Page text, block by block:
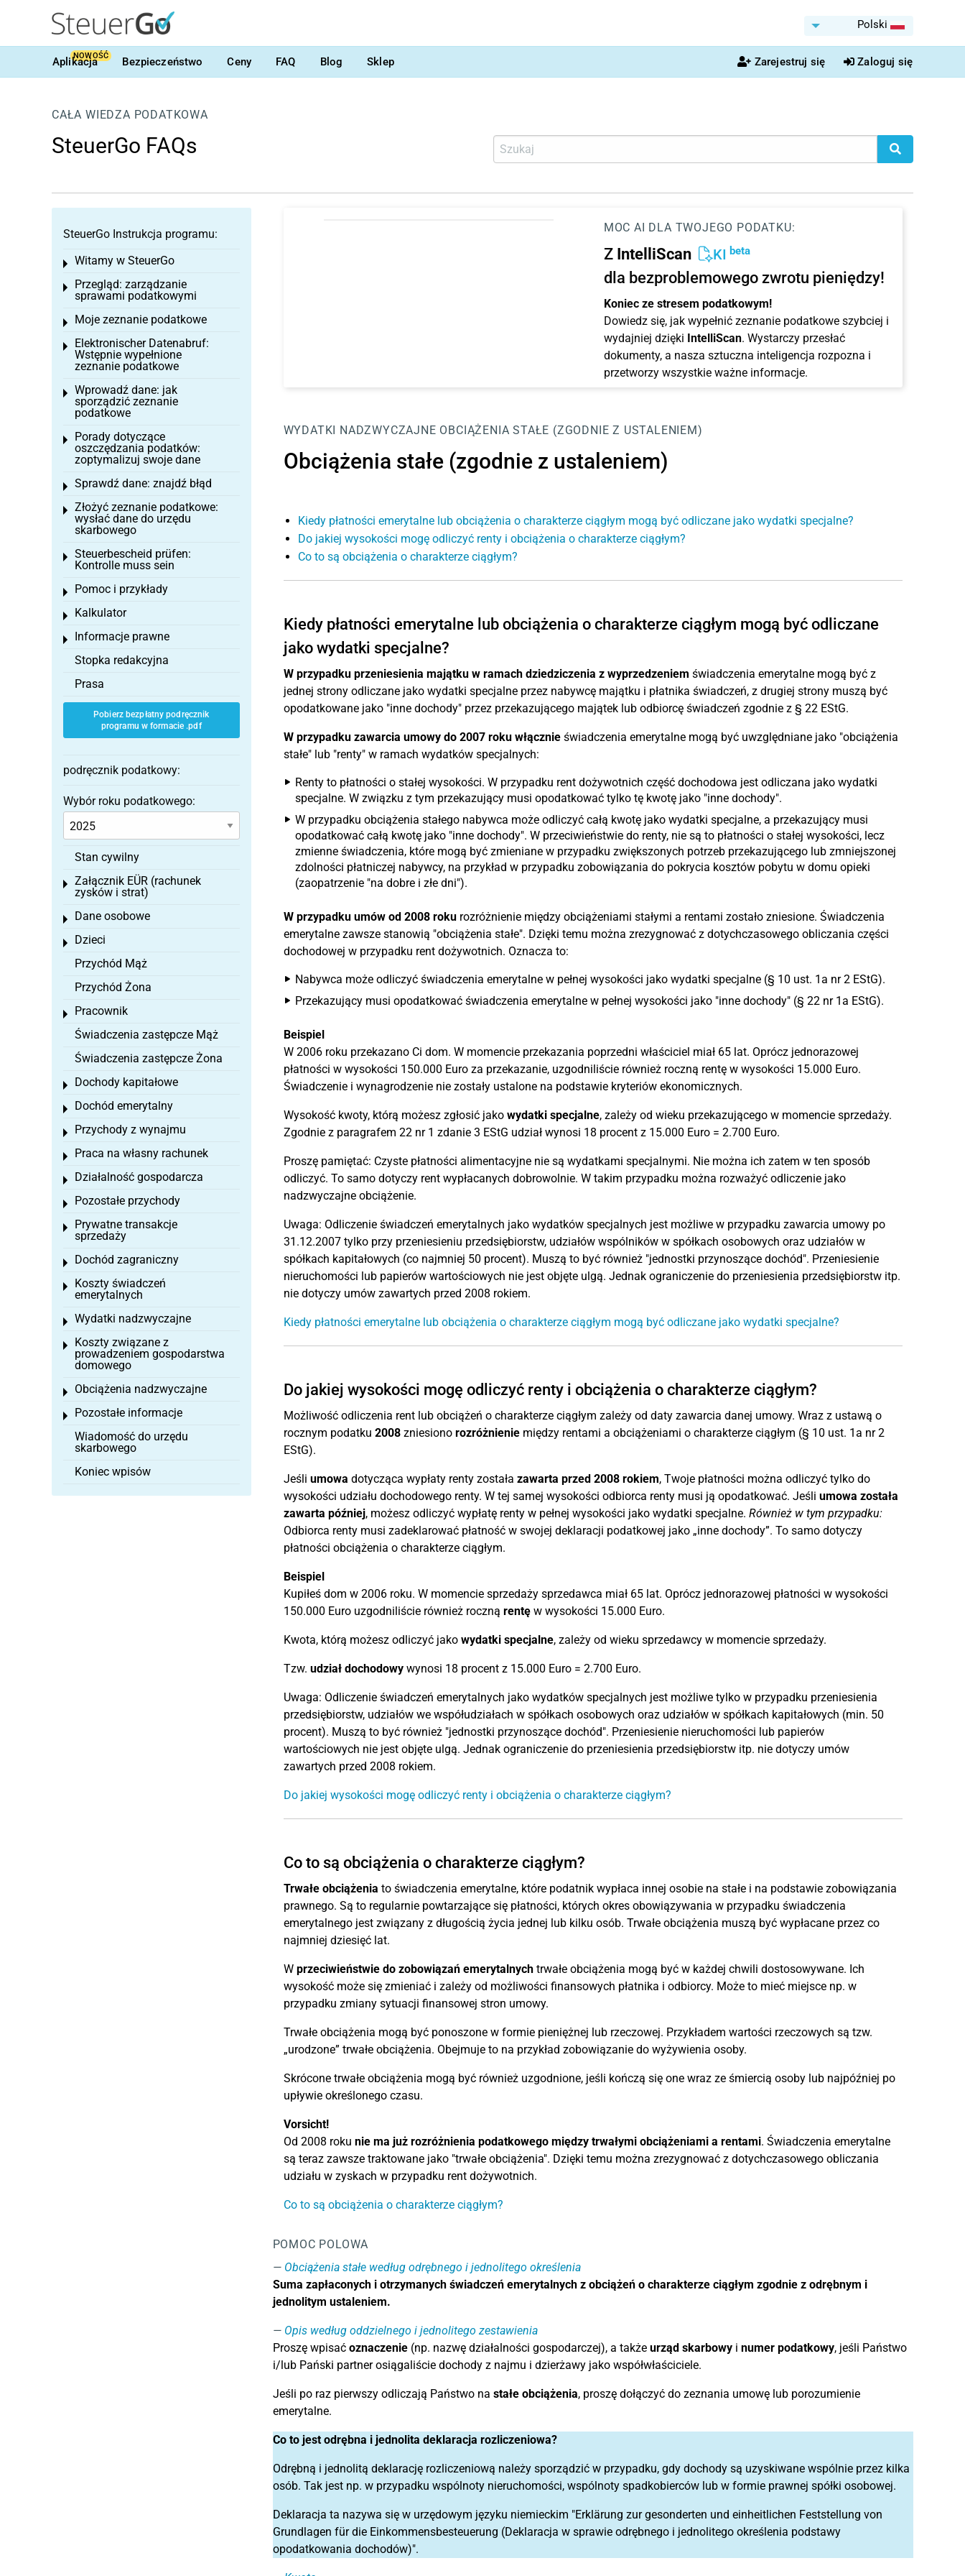
Polski
Aplikacja
NOWOŚĆ Bezpieczeństwo Ceny FAQ Blog Sklep Zarejestruj się Zaloguj się
CAŁA WIEDZA PODATKOWA
SteuerGo FAQs
MOC AI DLA TWOJEGO PODATKU:
Z IntelliScan KI beta
dla bezproblemowego zwrotu pieniędzy!
Koniec ze stresem podatkowym!
Dowiedz się, jak wypełnić zeznanie podatkowe szybciej i
wydajniej dzięki IntelliScan. Wystarczy przesłać
dokumenty, a nasza sztuczna inteligencja rozpozna i
przetworzy wszystkie ważne informacje.
WYDATKI NADZWYCZAJNE OBCIĄŻENIA STAŁE (ZGODNIE Z USTALENIEM)
Obciążenia stałe (zgodnie z ustaleniem)
Kiedy płatności emerytalne lub obciążenia o charakterze ciągłym mogą być odliczane jako wydatki specjalne?
Do jakiej wysokości mogę odliczyć renty i obciążenia o charakterze ciągłym?
Co to są obciążenia o charakterze ciągłym?
Kiedy płatności emerytalne lub obciążenia o charakterze ciągłym mogą być odliczane
jako wydatki specjalne?
W przypadku przeniesienia majątku w ramach dziedziczenia z wyprzedzeniem świadczenia emerytalne mogą być z
jednej strony odliczane jako wydatki specjalne przez nabywcę majątku i płatnika świadczeń, z drugiej strony muszą być
opodatkowane jako "inne dochody" przez przekazującego majątek lub odbiorcę świadczeń zgodnie z § 22 EStG.
W przypadku zawarcia umowy do 2007 roku włącznieświadczenia emerytalne mogą być uwzględniane jako "obciążenia
stałe" lub "renty" w ramach wydatków specjalnych:
Renty to płatności o stałej wysokości. W przypadku rent dożywotnich część dochodowa jest odliczana jako wydatki
specjalne. W związku z tym przekazujący musi opodatkować tylko tę kwotę jako "inne dochody".
W przypadku obciążenia stałego nabywca może odliczyć całą kwotę jako wydatki specjalne, a przekazujący musi
opodatkować całą kwotę jako "inne dochody". W przeciwieństwie do renty, nie są to płatności o stałej wysokości, lecz
zmienne świadczenia, które mogą być zmieniane w przypadku zwiększonych potrzeb przekazującego lub zmniejszonej
zdolności płatniczej nabywcy, na przykład w przypadku zobowiązania do pokrycia kosztów pobytu w domu opieki
(zaopatrzenie "na dobre i złe dni").
W przypadku umów od 2008 rokurozróżnienie między obciążeniami stałymi a rentami zostało zniesione. Świadczenia
emerytalne zawsze stanowią "obciążenia stałe". Dzięki temu można zrezygnować z dotychczasowego obliczania części
dochodowej w przypadku rent dożywotnich. Oznacza to:
Nabywca może odliczyć świadczenia emerytalne w pełnej wysokości jako wydatki specjalne (§ 10 ust. 1a nr 2 EStG).
Przekazujący musi opodatkować świadczenia emerytalne w pełnej wysokości jako "inne dochody" (§ 22 nr 1a EStG).
Beispiel
W 2006 roku przekazano Ci dom. W momencie przekazania poprzedni właściciel miał 65 lat. Oprócz jednorazowej
płatności w wysokości 150.000 Euro za przekazanie, uzgodniliście również roczną rentę w wysokości 15.000 Euro.
Świadczenie i wynagrodzenie nie zostały ustalone na podstawie kryteriów ekonomicznych.
Wysokość kwoty, którą możesz zgłosić jako wydatki specjalne, zależy od wieku przekazującego w momencie sprzedaży.
Zgodnie z paragrafem 22 nr 1 zdanie 3 EStG udział wynosi 18 procent z 15.000 Euro = 2.700 Euro.
Proszę pamiętać: Czyste płatności alimentacyjne nie są wydatkami specjalnymi. Nie można ich zatem w ten sposób
odliczyć. To samo dotyczy rent wypłacanych dobrowolnie. W takim przypadku można rozważyć odliczenie jako
nadzwyczajne obciążenie.
Uwaga: Odliczenie świadczeń emerytalnych jako wydatków specjalnych jest możliwe w przypadku zawarcia umowy po
31.12.2007 tylko przy przeniesieniu przedsiębiorstw, udziałów wspólników w spółkach osobowych oraz udziałów w
spółkach kapitałowych (co najmniej 50 procent). Muszą to być również "jednostki przynoszące dochód". Przeniesienie
nieruchomości lub papierów wartościowych nie jest objęte ulgą. Jednak ograniczenie do przeniesienia przedsiębiorstw itp.
nie dotyczy umów zawartych przed 2008 rokiem.
Kiedy płatności emerytalne lub obciążenia o charakterze ciągłym mogą być odliczane jako wydatki specjalne?
Do jakiej wysokości mogę odliczyć renty i obciążenia o charakterze ciągłym?
Możliwość odliczenia rent lub obciążeń o charakterze ciągłym zależy od daty zawarcia danej umowy. Wraz z ustawą o
rocznym podatku 2008zniesiono rozróżnieniemiędzy rentami a obciążeniami o charakterze ciągłym (§ 10 ust. 1a nr 2
EStG).
Jeśli umowa dotycząca wypłaty renty została zawarta przed 2008 rokiem, Twoje płatności można odliczyć tylko do
wysokości udziału dochodowego renty. W tej samej wysokości odbiorca renty musi ją opodatkować. Jeśli umowa została
zawarta później, możesz odliczyć wypłatę renty w pełnej wysokości jako wydatki specjalne. Również w tym przypadku:
Odbiorca renty musi zadeklarować płatność w swojej deklaracji podatkowej jako „inne dochody”. To samo dotyczy
płatności obciążenia o charakterze ciągłym.
Beispiel
Kupiłeś dom w 2006 roku. W momencie sprzedaży sprzedawca miał 65 lat. Oprócz jednorazowej płatności w wysokości
150.000 Euro uzgodniliście również roczną rentęw wysokości 15.000 Euro.
Kwota, którą możesz odliczyć jako wydatki specjalne, zależy od wieku sprzedawcy w momencie sprzedaży.
Tzw. udział dochodowywynosi 18 procent z 15.000 Euro = 2.700 Euro.
Uwaga: Odliczenie świadczeń emerytalnych jako wydatków specjalnych jest możliwe tylko w przypadku przeniesienia
przedsiębiorstw, udziałów we współudziałach w spółkach osobowych oraz udziałów w spółkach kapitałowych (min. 50
procent). Muszą to być również "jednostki przynoszące dochód". Przeniesienie nieruchomości lub papierów
wartościowych nie jest objęte ulgą. Jednak ograniczenie do przeniesienia przedsiębiorstw itp. nie dotyczy umów
zawartych przed 2008 rokiem.
Do jakiej wysokości mogę odliczyć renty i obciążenia o charakterze ciągłym?
Co to są obciążenia o charakterze ciągłym?
Trwałe obciążenia to świadczenia emerytalne, które podatnik wypłaca innej osobie na stałe i na podstawie zobowiązania
prawnego. Są to regularnie powtarzające się płatności, których okres obowiązywania w przypadku świadczenia
emerytalnego jest związany z długością życia jednej lub kilku osób. Trwałe obciążenia muszą być wypłacane przez co
najmniej dziesięć lat.
W przeciwieństwie do zobowiązań emerytalnychtrwałe obciążenia mogą być w każdej chwili dostosowywane. Ich
wysokość może się zmieniać i zależy od możliwości finansowych płatnika i odbiorcy. Może to mieć miejsce np. w
przypadku zmiany sytuacji finansowej stron umowy.
Trwałe obciążenia mogą być ponoszone w formie pieniężnej lub rzeczowej. Przykładem wartości rzeczowych są tzw.
„urodzone” trwałe obciążenia. Obejmuje to na przykład zobowiązanie do wyżywienia osoby.
Skrócone trwałe obciążenia mogą być również uzgodnione, jeśli kończą się one wraz ze śmiercią osoby lub najpóźniej po
upływie określonego czasu.
Vorsicht!
Od 2008 roku nie ma już rozróżnienia podatkowego między trwałymi obciążeniami a rentami. Świadczenia emerytalne
są teraz zawsze traktowane jako "trwałe obciążenia". Dzięki temu można zrezygnować z dotychczasowego obliczania
udziału w zyskach w przypadku rent dożywotnich.
Co to są obciążenia o charakterze ciągłym?
POMOC POLOWA
Obciążenia stałe według odrębnego i jednolitego określenia
Suma zapłaconych i otrzymanych świadczeń emerytalnych z obciążeń o charakterze ciągłym zgodnie z odrębnym i
jednolitym ustaleniem.
Opis według oddzielnego i jednolitego zestawienia
Proszę wpisać oznaczenie(np. nazwę działalności gospodarczej), a także urząd skarbowyi numer podatkowy, jeśli Państwo
i/lub Pański partner osiągaliście dochody z najmu i dzierżawy jako współwłaściciele.
Jeśli po raz pierwszy odliczają Państwo na stałe obciążenia, proszę dołączyć do zeznania umowę lub porozumienie
emerytalne.
Co to jest odrębna i jednolita deklaracja rozliczeniowa?
Odrębną i jednolitą deklarację rozliczeniową należy sporządzić w przypadku, gdy dochody są uzyskiwane wspólnie przez kilka
osób. Tak jest np. w przypadku wspólnoty nieruchomości, wspólnoty spadkobierców lub w formie prawnej spółki osobowej.
Deklaracja ta nazywa się w urzędowym języku niemieckim "Erklärung zur gesonderten und einheitlichen Feststellung von
Grundlagen für die Einkommensbesteuerung (Deklaracja w sprawie odrębnego i jednolitego określenia podstawy
opodatkowania dochodów)".
SteuerGo Instrukcja programu:
Witamy w SteuerGo
Toggle menu
Przegląd: zarządzanie
sprawami podatkowymi
Toggle menu
Moje zeznanie podatkowe
Toggle menu
Elektronischer Datenabruf:
Wstępnie wypełnione
zeznanie podatkowe
Toggle menu
Wprowadź dane: jak
sporządzić zeznanie
podatkowe
Toggle menu
Porady dotyczące
oszczędzania podatków:
zoptymalizuj swoje dane
Toggle menu
Sprawdź dane: znajdź błąd
Toggle menu
Złożyć zeznanie podatkowe:
wysłać dane do urzędu
skarbowego
Toggle menu
Steuerbescheid prüfen:
Kontrolle muss sein
Toggle menu
Pomoc i przykłady
Toggle menu
Kalkulator
Toggle menu
Informacje prawne
Toggle menu
Stopka redakcyjna
Prasa
Pobierz bezpłatny podręcznik
programu w formacie .pdf
podręcznik podatkowy:
Wybór roku podatkowego:
Stan cywilny
Załącznik EÜR (rachunek
zysków i strat)
Toggle menu
Dane osobowe
Toggle menu
Dzieci
Toggle menu
Przychód Mąż
Przychód Żona
Pracownik
Toggle menu
Świadczenia zastępcze Mąż
Świadczenia zastępcze Żona
Dochody kapitałowe
Toggle menu
Dochód emerytalny
Toggle menu
Przychody z wynajmu
Toggle menu
Praca na własny rachunek
Toggle menu
Działalność gospodarcza
Toggle menu
Pozostałe przychody
Toggle menu
Prywatne transakcje
sprzedaży
Toggle menu
Dochód zagraniczny
Toggle menu
Koszty świadczeń
emerytalnych
Toggle menu
Wydatki nadzwyczajne
Toggle menu
Koszty związane z
prowadzeniem gospodarstwa
domowego
Toggle menu
Obciążenia nadzwyczajne
Toggle menu
Pozostałe informacje
Toggle menu
Wiadomość do urzędu
skarbowego
Koniec wpisów